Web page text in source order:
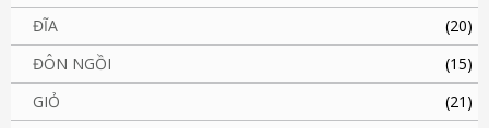
ĐĨA
(20)
ĐÔN NGỒI
(15)
GIỎ
(21)